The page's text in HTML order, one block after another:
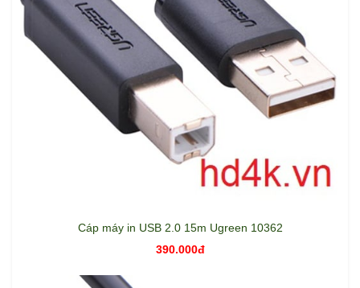
Cáp máy in USB 2.0 15m Ugreen 10362
390.000đ